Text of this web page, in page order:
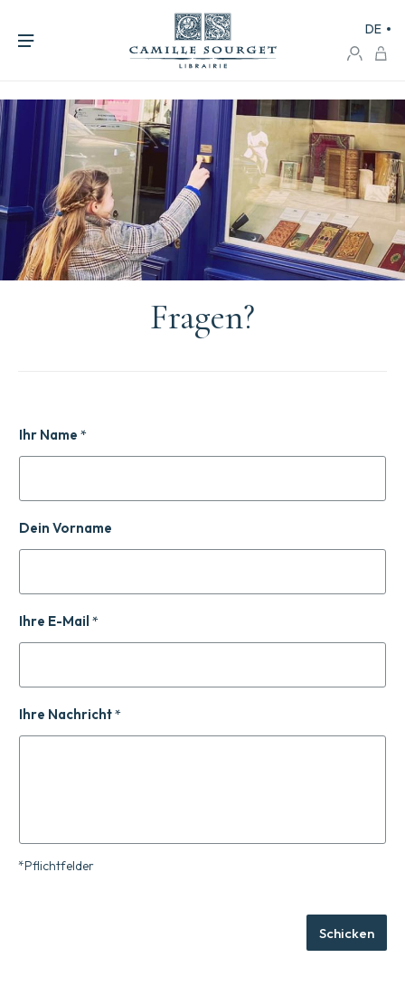
DE
Fragen?
Ihr Name *
Dein Vorname
Ihre E-Mail *
Ihre Nachricht*
*Pflichtfelder
Schicken